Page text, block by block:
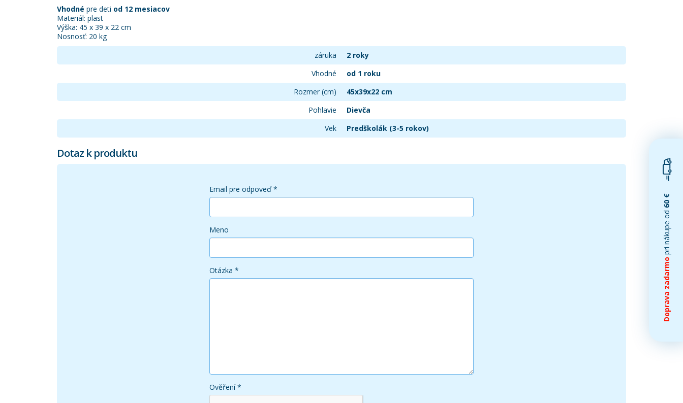
Vhodné pre deti od 12 mesiacov
Materiál: plast
Výška: 45 x 39 x 22 cm
Nosnosť: 20 kg
záruka
2 roky
Vhodné
od 1 roku
Rozmer (cm)
45x39x22 cm
Pohlavie
Dievča
Vek
Predškolák (3-5 rokov)
Dotaz k produktu
Email pre odpoveď *
Meno
Otázka *
Ověření *
Doprava zadarmo
pri nákupe od
60 €